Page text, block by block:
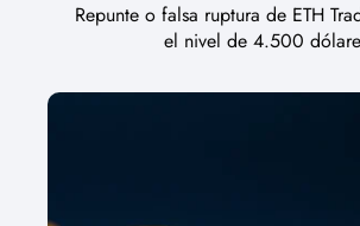
Repunte o falsa ruptura de ETH
el nivel de 4.500